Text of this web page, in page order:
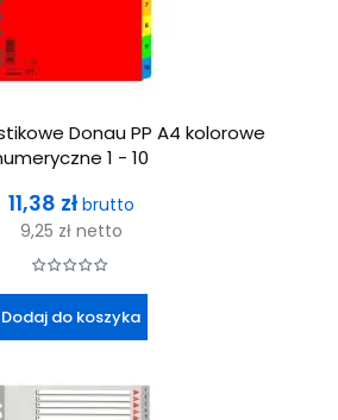
Donau PP A4 kolorowe
1 - 10
Cena
11,38 zł brutto
9,25 zł netto
Dodaj do koszyka